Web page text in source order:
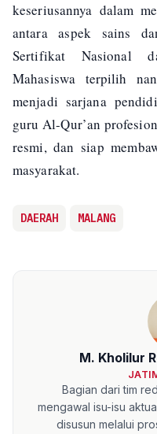
keseriusannya dalam
antara aspek sains
Sertifikat Nasional
Mahasiswa terpilih
menjadi sarjana
guru Al-Qur’an
resmi, dan siap
masyarakat.
DAERAH MALANG
M. Kholilur
Bagian dari tim
mengawal isu-isu
disusun melalui